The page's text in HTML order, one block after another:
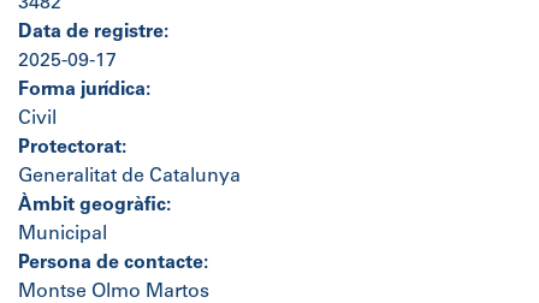
Data de registre:
2025-09-17
Forma jurídica:
Civil
Protectorat:
Generalitat de Catalunya
Àmbit geogràfic:
Municipal
Persona de contacte:
Montse Olmo Martos